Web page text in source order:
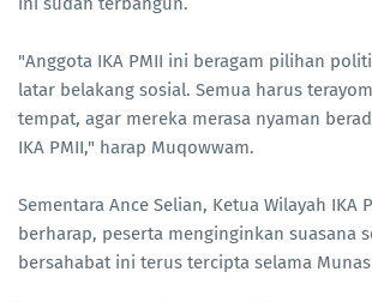
"Anggota IKA PMII ini beragam pilihan
latar belakang sosial. Semua harus
tempat, agar mereka merasa nyaman
IKA PMII," harap Muqowwam.
Sementara Ance Selian, Ketua Wilayah IKA
berharap, peserta menginginkan suasana
bersahabat ini terus tercipta selama